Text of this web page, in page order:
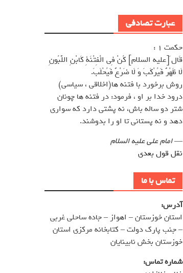
عبارت تصادفی
حکمت 1 :
قَال َ[عليه السلام] كُنْ فِى الْفِتْنَةِ كَابْنِ اللَّبُونِ
لَا ظَهْرٌ فَيُرْكَبَ وَ لَا ضَرْعٌ فَيُحْلَبَ.
روش برخورد با فتنه ها(اخلاقى ، سياسى)
درود خدا بر او ، فرمود: در فتنه ها چونان
شتر دو ساله باش، نه پشتى دارد كه سوارى
دهد و نه پستانى تا او را بدوشند.
—امام علی علیه السلام
نقل قول بعدی
تماس با ما
آدرس:
استان خوزستان – اهواز – جاده ساحلی غربی
– جنب پارک دولت – کتابخانه مرکزی استان
خوزستان بخش نابینایان
شماره تماس: